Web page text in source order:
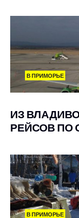
В ПРИМОРЬЕ
ИЗ
РЕЙСОВ ПО
В ПРИМОРЬЕ